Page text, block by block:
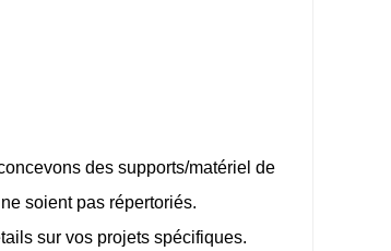
des supports/matériel de
soient pas répertoriés.
sur vos projets spécifiques.